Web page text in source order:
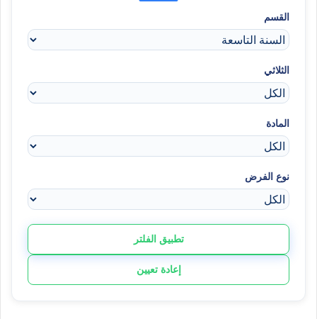
القسم
الثلاثي
المادة
نوع الفرض
تطبيق الفلتر
إعادة تعيين